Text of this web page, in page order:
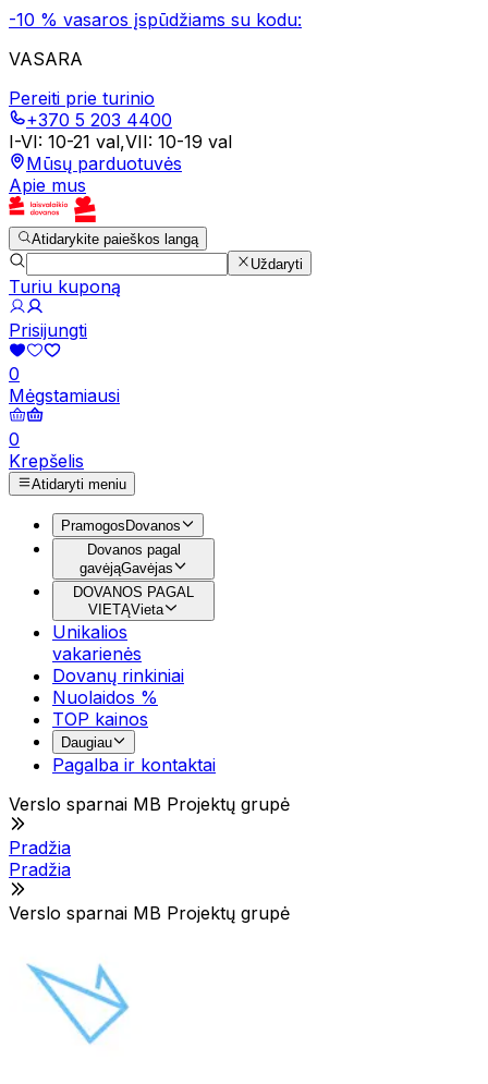
-10 % vasaros įspūdžiams su kodu:
VASARA
Pereiti prie turinio
+370 5 203 4400
I-VI: 10-21 val,VII: 10-19 val
Mūsų parduotuvės
Apie mus
Atidarykite paieškos langą
Uždaryti
Turiu kuponą
Prisijungti
0
Mėgstamiausi
0
Krepšelis
Atidaryti meniu
Pramogos Dovanos
Dovanos pagal
gavėjąGavėjas
DOVANOS PAGAL
VIETĄVieta
Unikalios
vakarienės
Dovanų rinkiniai
Nuolaidos %
TOP kainos
Daugiau
Pagalba ir kontaktai
Verslo sparnai MB Projektų grupė
Pradžia
Pradžia
Verslo sparnai MB Projektų grupė